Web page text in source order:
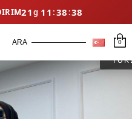
21 11 38 38
0